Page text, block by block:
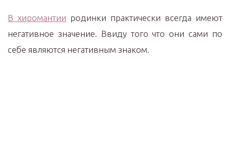
В хиромантии родинки практически всегда имеют
негативное значение. Ввиду того что они сами по
себе являются негативным знаком.